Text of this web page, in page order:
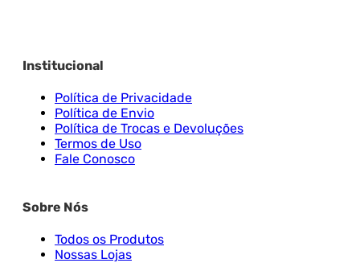
Institucional
Política de Privacidade
Política de Envio
Política de Trocas e Devoluções
Termos de Uso
Fale Conosco
Sobre Nós
Todos os Produtos
Nossas Lojas